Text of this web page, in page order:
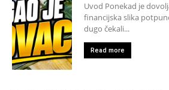
Uvod Ponekad je
financijska slika
dugo čekali...
Read more